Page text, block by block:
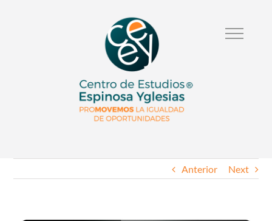
Anterior Next